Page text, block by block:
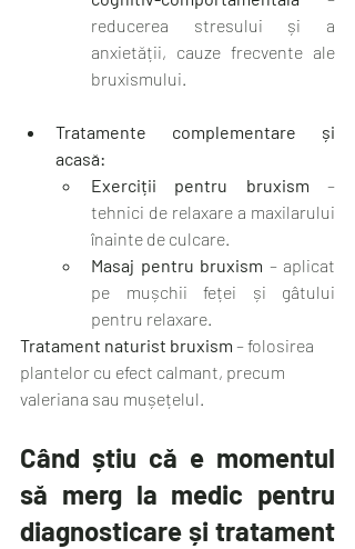
reducerea stresului și a
anxietății, cauze frecvente ale
bruxismului.
Tratamente complementare și
acasă:
Exerciții pentru bruxism –
tehnici de relaxare a maxilarului
înainte de culcare.
Masaj pentru bruxism – aplicat
pe mușchii feței și gâtului
pentru relaxare.
Tratament naturist bruxism – folosirea
plantelor cu efect calmant, precum
valeriana sau mușețelul.
Când știu că e momentul
să merg la medic pentru
diagnosticare și tratament